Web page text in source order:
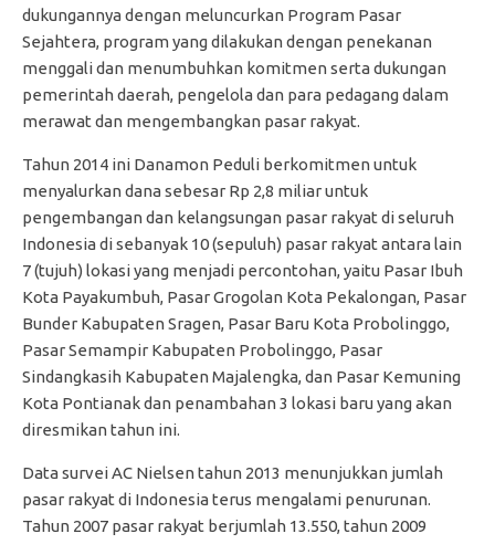
dukungannya dengan meluncurkan Program Pasar
Sejahtera, program yang dilakukan dengan penekanan
menggali dan menumbuhkan komitmen serta dukungan
pemerintah daerah, pengelola dan para pedagang dalam
merawat dan mengembangkan pasar rakyat.
Tahun 2014 ini Danamon Peduli berkomitmen untuk
menyalurkan dana sebesar Rp 2,8 miliar untuk
pengembangan dan kelangsungan pasar rakyat di seluruh
Indonesia di sebanyak 10 (sepuluh) pasar rakyat antara lain
7 (tujuh) lokasi yang menjadi percontohan, yaitu Pasar Ibuh
Kota Payakumbuh, Pasar Grogolan Kota Pekalongan, Pasar
Bunder Kabupaten Sragen, Pasar Baru Kota Probolinggo,
Pasar Semampir Kabupaten Probolinggo, Pasar
Sindangkasih Kabupaten Majalengka, dan Pasar Kemuning
Kota Pontianak dan penambahan 3 lokasi baru yang akan
diresmikan tahun ini.
Data survei AC Nielsen tahun 2013 menunjukkan jumlah
pasar rakyat di Indonesia terus mengalami penurunan.
Tahun 2007 pasar rakyat berjumlah 13.550, tahun 2009